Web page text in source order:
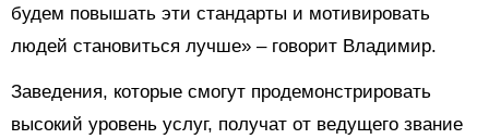
будем повышать эти стандарты и мотивировать
людей становиться лучше» – говорит Владимир.
Заведения, которые смогут продемонстрировать
высокий уровень услуг, получат от ведущего звание